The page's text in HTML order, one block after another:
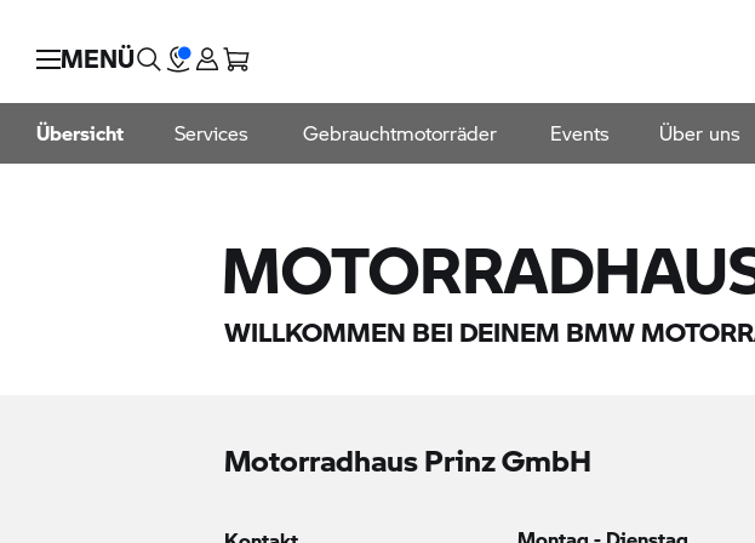
MENÜ
Übersicht Services Gebrauchtmotorräder Events Über uns
WILLKOMMEN BEI DEINEM BMW
Motorradhaus Prinz GmbH